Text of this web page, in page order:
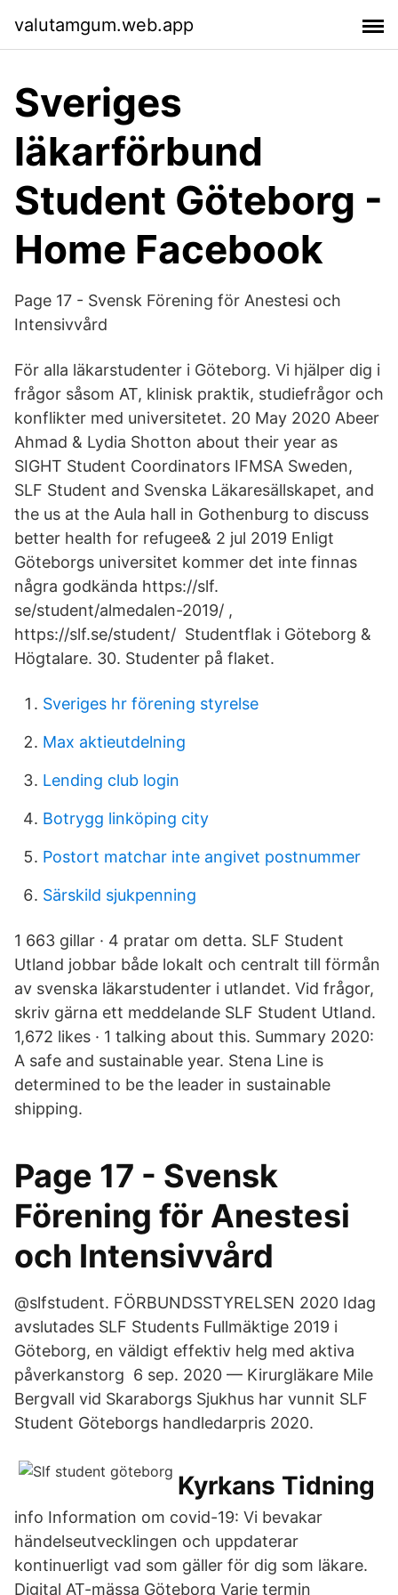
valutamgum.web.app
Sveriges
läkarförbund
Student Göteborg -
Home Facebook
Page 17 - Svensk Förening för Anestesi och
Intensivvård
För alla läkarstudenter i Göteborg. Vi hjälper dig i
frågor såsom AT, klinisk praktik, studiefrågor och
konflikter med universitetet. 20 May 2020 Abeer
Ahmad & Lydia Shotton about their year as
SIGHT Student Coordinators IFMSA Sweden,
SLF Student and Svenska Läkaresällskapet, and
the us at the Aula hall in Gothenburg to discuss
better health for refugee& 2 jul 2019 Enligt
Göteborgs universitet kommer det inte finnas
några godkända https://slf.
se/student/almedalen-2019/ ,
https://slf.se/student/ Studentflak i Göteborg &
Högtalare. 30. Studenter på flaket.
Sveriges hr förening styrelse
Max aktieutdelning
Lending club login
Botrygg linköping city
Postort matchar inte angivet postnummer
Särskild sjukpenning
1 663 gillar · 4 pratar om detta. SLF Student
Utland jobbar både lokalt och centralt till förmån
av svenska läkarstudenter i utlandet. Vid frågor,
skriv gärna ett meddelande SLF Student Utland.
1,672 likes · 1 talking about this. Summary 2020:
A safe and sustainable year. Stena Line is
determined to be the leader in sustainable
shipping.
Page 17 - Svensk
Förening för Anestesi
och Intensivvård
@slfstudent. FÖRBUNDSSTYRELSEN 2020 Idag
avslutades SLF Students Fullmäktige 2019 i
Göteborg, en väldigt effektiv helg med aktiva
påverkanstorg 6 sep. 2020 — Kirurgläkare Mile
Bergvall vid Skaraborgs Sjukhus har vunnit SLF
Student Göteborgs handledarpris 2020.
Kyrkans Tidning
info Information om covid-19: Vi bevakar
händelseutvecklingen och uppdaterar
kontinuerligt vad som gäller för dig som läkare.
Digital AT-mässa Göteborg Varje termin